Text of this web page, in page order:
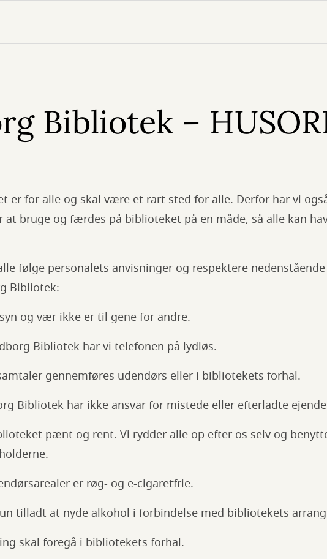
Bibliotek –
er for alle og skal være et rart sted for alle. Derfor har vi
at bruge og færdes på biblioteket på en måde, så alle kan
følge personalets anvisninger og respektere
Bibliotek:
og vær ikke er til gene for andre.
Bibliotek har vi telefonen på lydløs.
gennemføres udendørs eller i bibliotekets forhal.
Bibliotek har ikke ansvar for mistede eller efterladte
pænt og rent. Vi rydder alle op efter os selv og
er røg- og e-cigaretfrie.
tilladt at nyde alkohol i forbindelse med bibliotekets
skal foregå i bibliotekets forhal.